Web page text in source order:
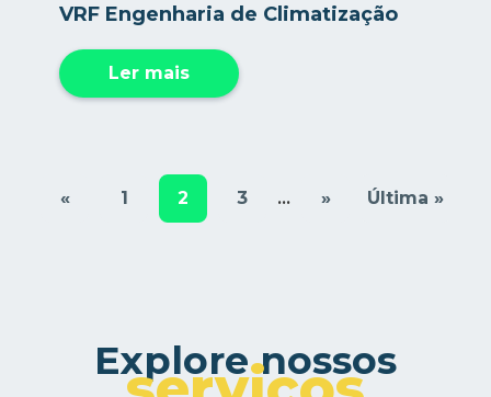
VRF Engenharia de Climatização
Ler mais
« 1 2 3 ... » Última »
Explore nossos